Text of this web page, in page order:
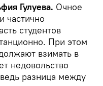
Гулуева. Очное
частично
студентов
При этом
взимать в
недовольство
разница между